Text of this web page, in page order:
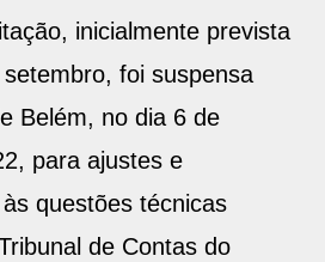
inicialmente prevista
foi suspensa
Belém, no dia 6 de
para ajustes e
questões técnicas
de Contas do